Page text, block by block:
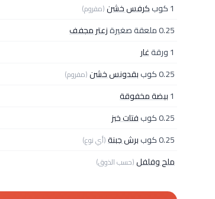
1 كوب كرفس خشن(مفروم)
0.25 ملعقة صغيرة
زعتر مجفف
1 ورقة
غار
0.25 كوب
بقدونس خشن(مفروم)
1بيضة مخفوقة
0.25 كوب
فتات خبز
0.25 كوب
برش جبنة(أي نوع)
ملح وفلفل(حسب الذوق)